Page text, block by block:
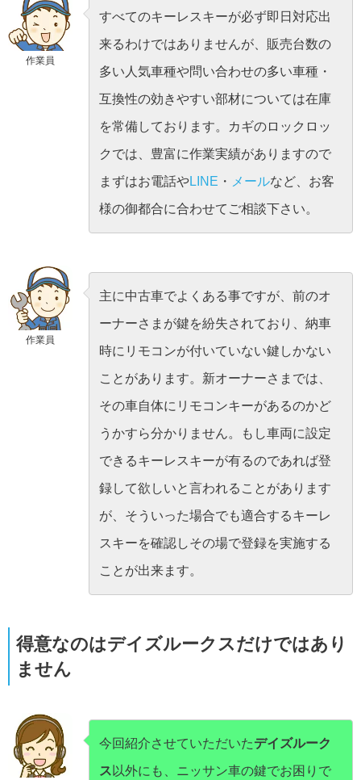
作業員
すべてのキーレスキーが必ず即日対応出
来るわけではありませんが、販売台数の
多い人気車種や問い合わせの多い車種・
互換性の効きやすい部材については在庫
を常備しております。カギのロックロッ
クでは、豊富に作業実績がありますので
まずはお電話やLINE ・ メールなど、お客
様の御都合に合わせてご相談下さい。
作業員
主に中古車でよくある事ですが、前のオ
ーナーさまが鍵を紛失されており、納車
時にリモコンが付いていない鍵しかない
ことがあります。新オーナーさまでは、
その車自体にリモコンキーがあるのかど
うかすら分かりません。もし車両に設定
できるキーレスキーが有るのであれば登
録して欲しいと言われることがあります
が、そういった場合でも適合するキーレ
スキーを確認しその場で登録を実施する
ことが出来ます。
得意なのはデイズルークスだけではあり
ません
今回紹介させていただいたデイズルーク
ス 以外にも、ニッサン車の鍵でお困りで